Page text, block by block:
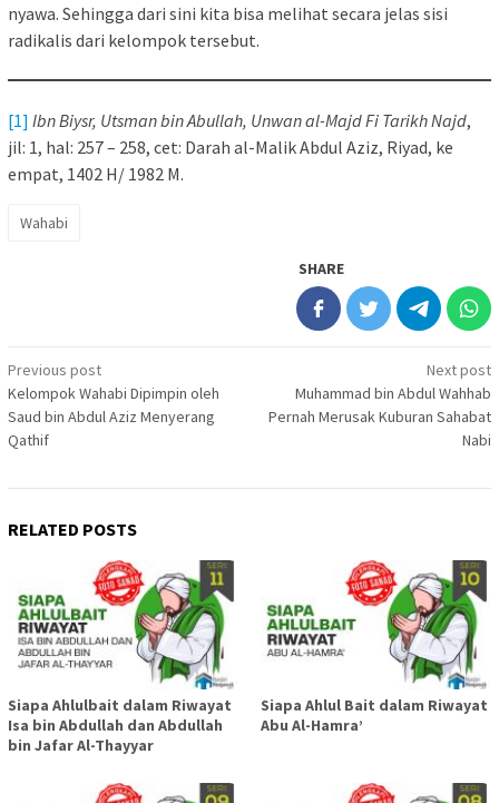
nyawa. Sehingga dari sini kita bisa melihat secara jelas sisi
radikalis dari kelompok tersebut.
[1] Ibn Biysr, Utsman bin Abullah, Unwan al-Majd Fi Tarikh Najd,
jil: 1, hal: 257 – 258, cet: Darah al-Malik Abdul Aziz, Riyad, ke
empat, 1402 H/ 1982 M.
Wahabi
SHARE
Post
navigation
Previous post
Kelompok Wahabi Dipimpin oleh
Saud bin Abdul Aziz Menyerang
Qathif
Next post
Muhammad bin Abdul Wahhab
Pernah Merusak Kuburan Sahabat
Nabi
RELATED POSTS
Siapa Ahlulbait dalam Riwayat
Isa bin Abdullah dan Abdullah
bin Jafar Al-Thayyar
Siapa Ahlul Bait dalam Riwayat
Abu Al-Hamra’